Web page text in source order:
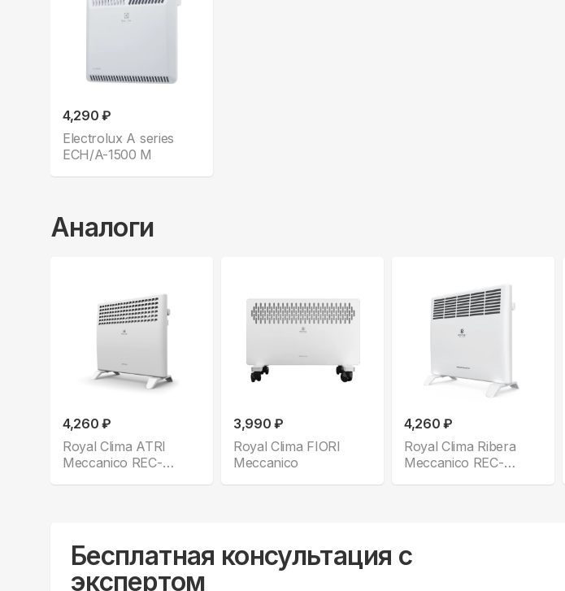
4,290 ₽
Electrolux A series
ECH/A-1500 M
Аналоги
4,260 ₽
Royal Clima ATRI
Meccanico REC-
3,990 ₽
Royal Clima FIORI
Meccanico
4,260 ₽
Royal Clima Ribera
Meccanico REC-
Бесплатная консультация с
экспертом